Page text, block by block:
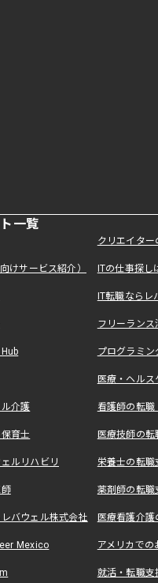
一覧
クリエイタ
けサービス紹介） ITの仕事探
IT転職なら
フリーラン
プログラミ
医療・ヘル
介護 看護師の転
育士 医療技師の
ルリハビリ 栄養士の転
薬剤師の転
バウェル株式会社 医療看護介
Mexico アメリカで
就活・転職